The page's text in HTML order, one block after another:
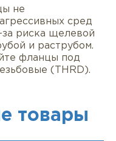
не
сред
риска щелевой
и раструбом.
фланцы под
(THRD).
товары